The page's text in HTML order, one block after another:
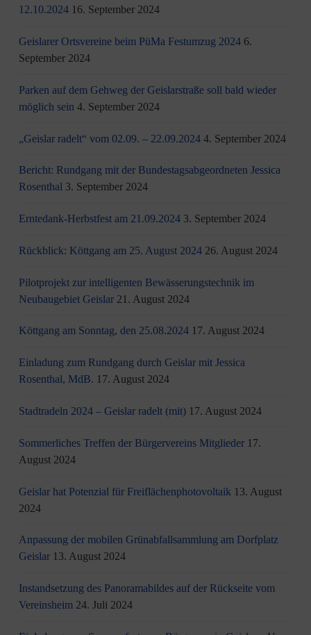
12.10.2024 16. September 2024
Geislarer Ortsvereine beim PüMa Festumzug 2024 6.
September 2024
Parken auf dem Gehweg der Geislarstraße soll bald wieder
möglich sein 4. September 2024
„Geislar radelt“ vom 02.09. – 22.09.2024 4. September 2024
Bericht: Rundgang mit der Bundestagsabgeordneten Jessica
Rosenthal 3. September 2024
Erntedank-Herbstfest am 21.09.2024 3. September 2024
Rückblick: Köttgang am 25. August 2024 26. August 2024
Pilotprojekt zur intelligenten Bewässerungstechnik im
Neubaugebiet Geislar 21. August 2024
Köttgang am Sonntag, den 25.08.2024 17. August 2024
Einladung zum Rundgang durch Geislar mit Jessica
Rosenthal, MdB. 17. August 2024
Stadtradeln 2024 – Geislar radelt (mit) 17. August 2024
Sommerliches Treffen der Bürgervereins Mitglieder 17.
August 2024
Geislar hat Potenzial für Freiflächenphotovoltaik 13. August
2024
Anpassung der mobilen Grünabfallsammlung am Dorfplatz
Geislar 13. August 2024
Instandsetzung des Panoramabildes auf der Rückseite vom
Vereinsheim 24. Juli 2024